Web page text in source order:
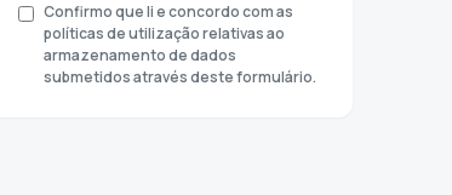
Confirmo que li e concordo com as
políticas de utilização relativas ao
armazenamento de dados
submetidos através deste formulário.